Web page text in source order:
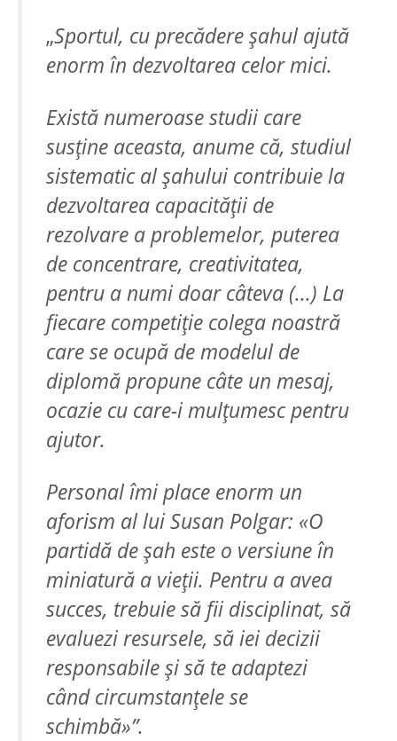
„Sportul, cu precădere șahul ajută
enorm în dezvoltarea celor mici.
Există numeroase studii care
susține aceasta, anume că, studiul
sistematic al șahului contribuie la
dezvoltarea capacității de
rezolvare a problemelor, puterea
de concentrare, creativitatea,
pentru a numi doar câteva (...) La
fiecare competiție colega noastră
care se ocupă de modelul de
diplomă propune câte un mesaj,
ocazie cu care-i mulțumesc pentru
ajutor.
Personal îmi place enorm un
aforism al lui Susan Polgar: «O
partidă de șah este o versiune în
miniatură a vieții. Pentru a avea
succes, trebuie să fii disciplinat, să
evaluezi resursele, să iei decizii
responsabile și să te adaptezi
când circumstanțele se
schimbă»”.